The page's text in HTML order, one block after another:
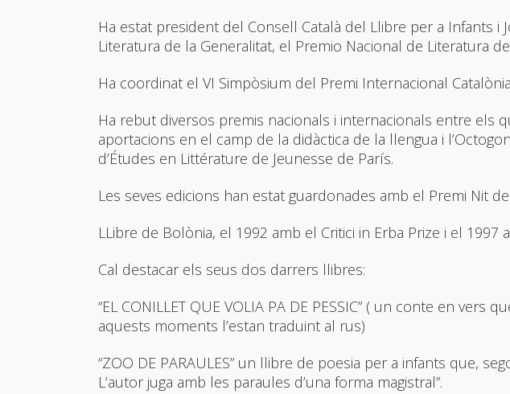
Ha estat president del Consell Català del Llibre per a Infants
Literatura de la Generalitat, el Premio Nacional de Literatura
Ha coordinat el VI Simpòsium del Premi Internacional Catalònia
Ha rebut diversos premis nacionals i internacionals entre els
aportacions en el camp de la didàctica de la llengua i
d’Études en Littérature de Jeunesse de París.
Les seves edicions han estat guardonades amb el Premi Nit
LLibre de Bolònia, el 1992 amb el Critici in Erba Prize i el 1997
Cal destacar els seus dos darrers llibres:
“EL CONILLET QUE VOLIA PA DE PESSIC” ( un conte en
aquests moments l’estan traduint al rus)
“ZOO DE PARAULES” un llibre de poesia per a infants que,
L’autor juga amb les paraules d’una forma magistral”.